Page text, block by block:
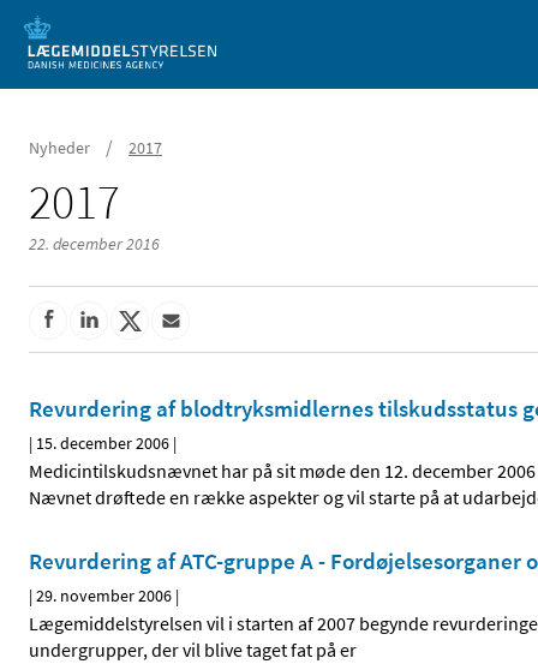
Mobil visning
Nyheder / 2017
2017
22. december 2016
Revurdering af blodtryksmidlernes tilskudsstatus
| 15. december 2006 |
Medicintilskudsnævnet har på sit møde den 12. december
Nævnet drøftede en række aspekter og vil starte på at
Revurdering af ATC-gruppe A - Fordøjelsesorganer
|29. november 2006 |
Lægemiddelstyrelsen vil i starten af 2007 begynde
undergrupper, der vil blive taget fat på er